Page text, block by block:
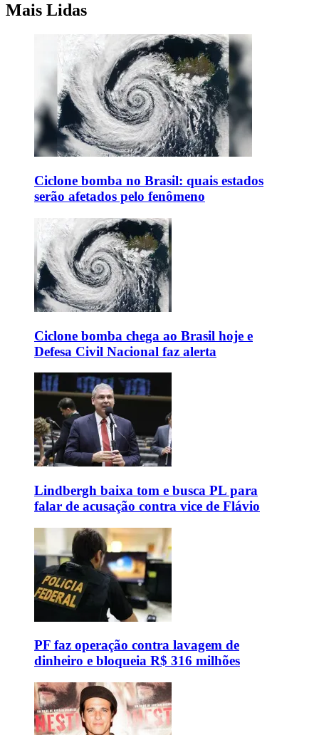
Mais Lidas
Ciclone bomba no Brasil: quais estados
serão afetados pelo fenômeno
Ciclone bomba chega ao Brasil hoje e
Defesa Civil Nacional faz alerta
Lindbergh baixa tom e busca PL para
falar de acusação contra vice de Flávio
PF faz operação contra lavagem de
dinheiro e bloqueia R$ 316 milhões